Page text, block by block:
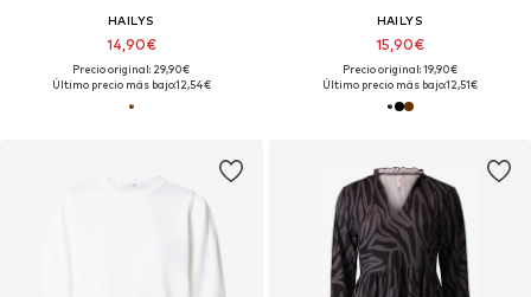
HAILYS
14,90€
Precio original: 29,90€
Último precio más bajo:12,54€
HAILYS
15,90€
Precio original: 19,90€
Último precio más bajo:12,51€